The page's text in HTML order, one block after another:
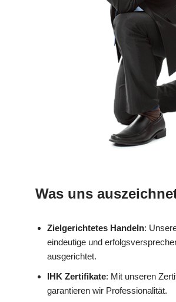
Was uns
Zielgerichtetes Handeln:
eindeutige und
ausgerichtet.
IHK Zertifikate: Mit unseren
garantieren wir Professionalität.